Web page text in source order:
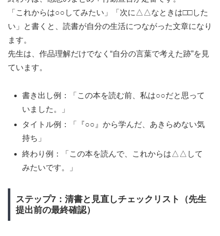
「これからは○○してみたい」「次に△△なときは□□した
い」と書くと、読書が自分の生活につながった文章になり
ます。
先生は、作品理解だけでなく“自分の言葉で考えた跡”を見
ています。
書き出し例：「この本を読む前、私は○○だと思って
いました。」
タイトル例：「『○○』から学んだ、あきらめない気
持ち」
終わり例：「この本を読んで、これからは△△して
みたいです。」
ステップ7：清書と見直しチェックリスト（先生
提出前の最終確認）